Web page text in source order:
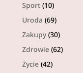
Sport(10)
Uroda (69)
Zakupy(30)
Zdrowie(62)
Życie(42)